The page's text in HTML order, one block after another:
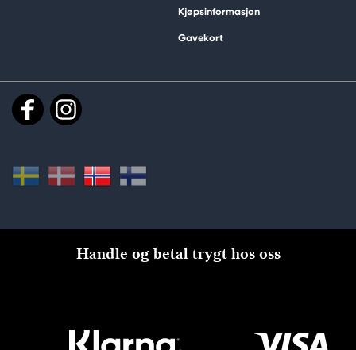
Kjøpsinformasjon
Gavekort
Handle og betal trygt hos oss